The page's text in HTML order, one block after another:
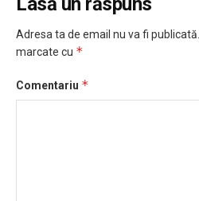
Adresa ta de email nu va fi publicată.
marcate cu *
Comentariu *